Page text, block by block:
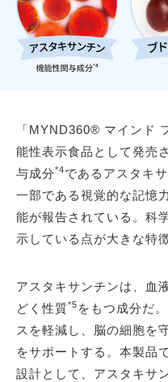
「MYND360® マインド
能性表示食品として発売
与成分*4であるアスタキ
一部である視覚的な記憶
能が報告されている。科
示している点が大きな特
アスタキサンチンは、血
どく性質*5 をもつ成分だ
スを軽減し、脳の細胞を
をサポートする。本製品
設計として、アスタキサ